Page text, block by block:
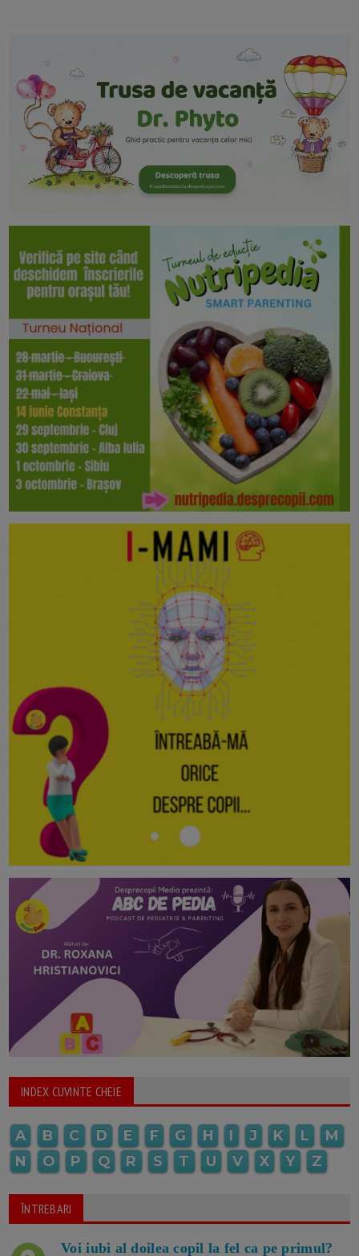
INDEX CUVINTE CHEIE
A B C D E F G H I J K L
M
N
O P Q R S T U V X Y Z
ÎNTREBARI
Voi iubi al doilea copil la fel ca pe primul?